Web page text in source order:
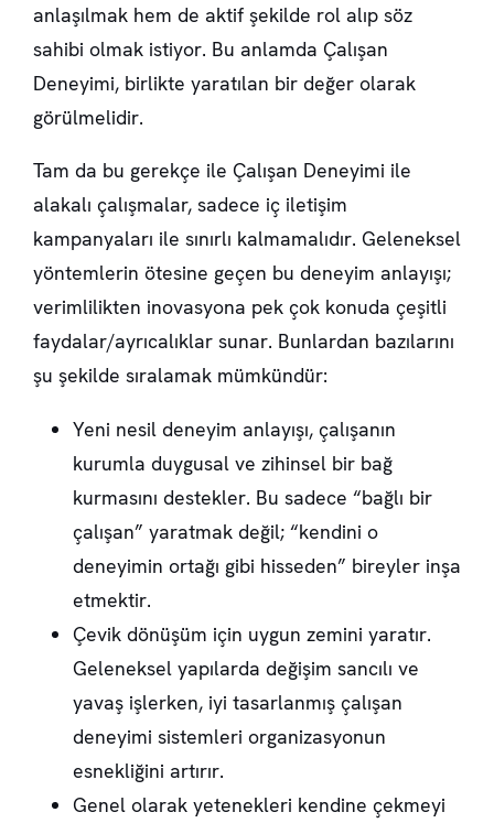
anlaşılmak hem de aktif şekilde rol alıp söz
sahibi olmak istiyor. Bu anlamda Çalışan
Deneyimi, birlikte yaratılan bir değer olarak
görülmelidir.
Tam da bu gerekçe ile Çalışan Deneyimi ile
alakalı çalışmalar, sadece iç iletişim
kampanyaları ile sınırlı kalmamalıdır. Geleneksel
yöntemlerin ötesine geçen bu deneyim anlayışı;
verimlilikten inovasyona pek çok konuda çeşitli
faydalar/ayrıcalıklar sunar. Bunlardan bazılarını
şu şekilde sıralamak mümkündür:
Yeni nesil deneyim anlayışı, çalışanın
kurumla duygusal ve zihinsel bir bağ
kurmasını destekler. Bu sadece “bağlı bir
çalışan” yaratmak değil; “kendini o
deneyimin ortağı gibi hisseden” bireyler inşa
etmektir.
Çevik dönüşüm için uygun zemini yaratır.
Geleneksel yapılarda değişim sancılı ve
yavaş işlerken, iyi tasarlanmış çalışan
deneyimi sistemleri organizasyonun
esnekliğini artırır.
Genel olarak yetenekleri kendine çekmeyi